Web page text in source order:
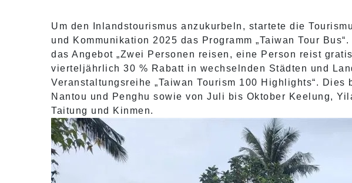
Um den Inlandstourismus anzukurbeln, startete die
und Kommunikation 2025 das Programm „Taiwan Tour
das Angebot „Zwei Personen reisen, eine Person reist
vierteljährlich 30 % Rabatt in wechselnden Städten und
Veranstaltungsreihe „Taiwan Tourism 100 Highlights“.
Nantou und Penghu sowie von Juli bis Oktober Keelung,
Taitung und Kinmen.